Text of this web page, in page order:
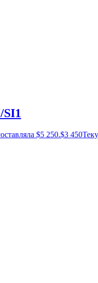
SI1
$5 250.$3 450